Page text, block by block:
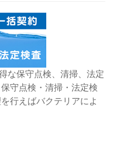
な保守点検、清掃、法定
守点検・清掃・法定検
行えばバクテリアによ